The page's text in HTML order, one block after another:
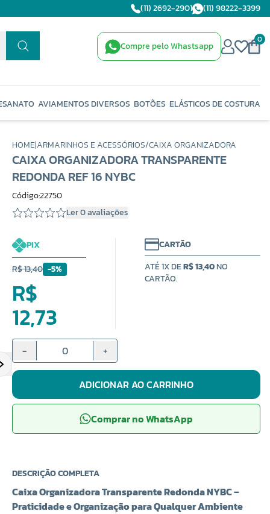
(11) 2692-2901 (11) 98222-3399
Compre pelo Whastsapp
0
AVIAMENTOS DIVERSOS BOTÕES ELÁSTICOS DE COSTURA
HOME|ARMARINHOS E ACESSÓRIOS/CAIXA ORGANIZADORA
CAIXA ORGANIZADORA TRANSPARENTE
REDONDA REF 16 NYBC
Código:22750
Ler 0 avaliações
PIX
R$ 13,40 -5%
R$
12,73
CARTÃO
ATÉ 1X DER$ 13,40NO
CARTÃO.
- +
ADICIONAR AO CARRINHO
Comprar no WhatsApp
DESCRIÇÃO COMPLETA
Caixa Organizadora Transparente Redonda NYBC –
Praticidade e Organização para Qualquer Ambiente